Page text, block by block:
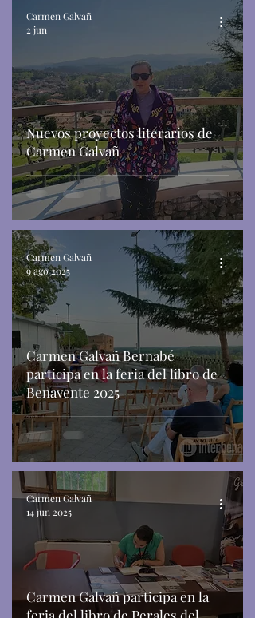
Nuevos proyectos literarios de
Carmen Galvañ
Carmen Galvañ
2 jun
Carmen Galvañ Bernabé
participa en la feria del libro de
Benavente 2025
Carmen Galvañ
9 ago 2025
Carmen Galvañ participa en la
Carmen Galvañ
14 jun 2025